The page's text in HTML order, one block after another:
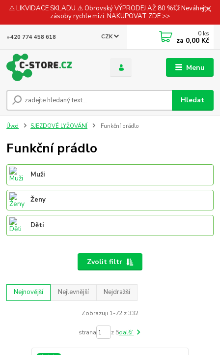
⚠️ LIKVIDACE SKLADU ⚠️ Obrovský VÝPRODEJ AŽ 80 %💥 Neváhejte,
zásoby rychle mizí. NAKUPOVAT ZDE >>
Menu
CZK
Hledat
+420 774 458 618 0 ks
za 0,00 Kč
Úvod SJEZDOVÉ LYŽOVÁNÍ Funkční prádlo
Funkční prádlo
Muži
Ženy
Děti
Zvolit filtr
Nejnovější Nejlevnější Nejdražší
Zobrazuji 1-72 z 332
strana z 5další